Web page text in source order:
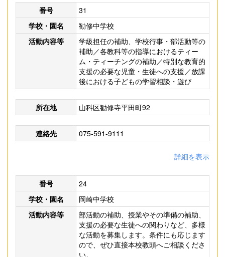
番号
31
学校・園名
勧修中学校
活動内容等
学級担任の補助、学校行事・部活動等の
補助／各教科等の指導におけるティー
ム・ティーチングの補助／特別な教育的
支援の必要な児童・生徒への支援／放課
後における子どもの学習相談・遊び
所在地 山科区勧修寺平田町92
連絡先 075-591-9111
詳細を表示
番号
24
学校・園名
岡崎中学校
活動内容等
部活動の補助、授業やその準備の補助、
支援の必要な生徒への関わりなど、多様
な活動を募集します。条件にも応じます
ので、ぜひ直接本校教頭へご相談くださ
い。